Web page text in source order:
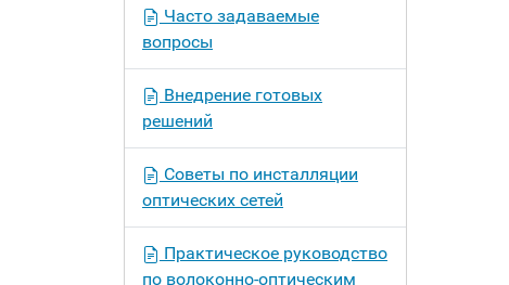
Часто задаваемые
вопросы
Внедрение готовых
решений
Советы по инсталляции
оптических сетей
Практическое руководство
по волоконно-оптическим